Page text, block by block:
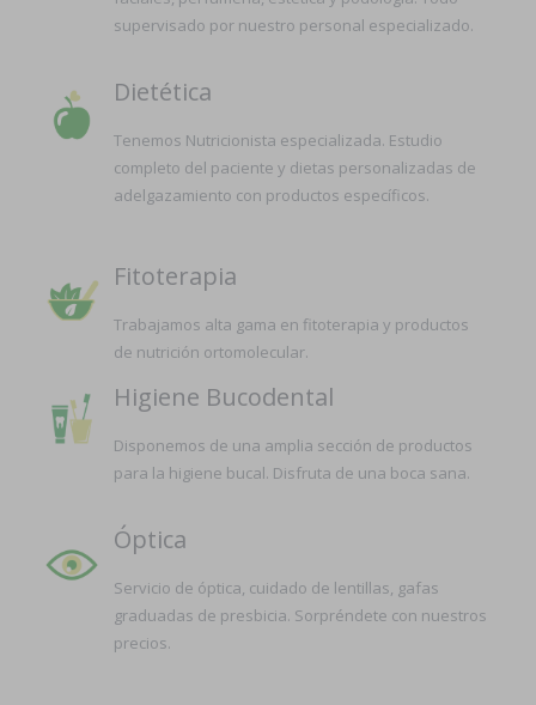
supervisado por nuestro personal especializado.
Dietética
Tenemos Nutricionista especializada. Estudio
completo del paciente y dietas personalizadas de
adelgazamiento con productos específicos.
Fitoterapia
Trabajamos alta gama en fitoterapia y productos
de nutrición ortomolecular.
Higiene Bucodental
Disponemos de una amplia sección de productos
para la higiene bucal. Disfruta de una boca sana.
Óptica
Servicio de óptica, cuidado de lentillas, gafas
graduadas de presbicia. Sorpréndete con nuestros
precios.